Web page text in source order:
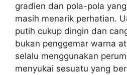
gradien dan pola-pola
masih menarik perhatian.
putih cukup dingin dan
bukan penggemar warna
selalu menggunakan
menyukai sesuatu yang